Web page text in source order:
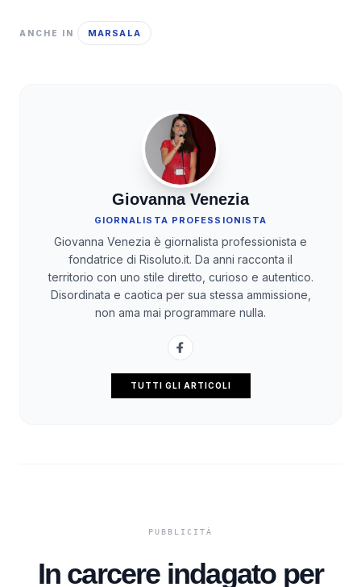
ANCHE IN MARSALA
Giovanna Venezia
GIORNALISTA PROFESSIONISTA
Giovanna Venezia è giornalista professionista e
fondatrice di Risoluto.it. Da anni racconta il
territorio con uno stile diretto, curioso e autentico.
Disordinata e caotica per sua stessa ammissione,
non ama mai programmare nulla.
TUTTI GLI ARTICOLI
In carcere indagato per